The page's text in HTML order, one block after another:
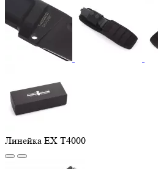
Линейка EX T4000